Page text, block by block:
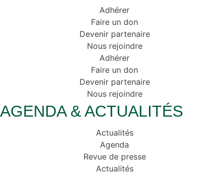
Adhérer
Faire un don
Devenir partenaire
Nous rejoindre
Adhérer
Faire un don
Devenir partenaire
Nous rejoindre
AGENDA & ACTUALITÉS
Actualités
Agenda
Revue de presse
Actualités